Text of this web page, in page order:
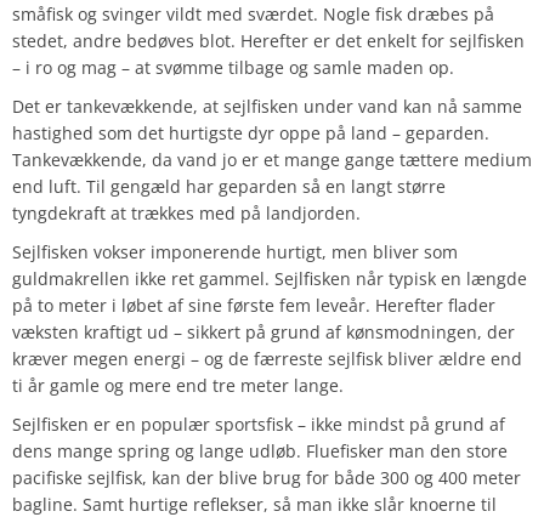
småfisk og svinger vildt med sværdet. Nogle fisk dræbes på
stedet, andre bedøves blot. Herefter er det enkelt for sejlfisken
– i ro og mag – at svømme tilbage og samle maden op.
Det er tankevækkende, at sejlfisken under vand kan nå samme
hastighed som det hurtigste dyr oppe på land – geparden.
Tankevækkende, da vand jo er et mange gange tættere medium
end luft. Til gengæld har geparden så en langt større
tyngdekraft at trækkes med på landjorden.
Sejlfisken vokser imponerende hurtigt, men bliver som
guldmakrellen ikke ret gammel. Sejlfisken når typisk en længde
på to meter i løbet af sine første fem leveår. Herefter flader
væksten kraftigt ud – sikkert på grund af kønsmodningen, der
kræver megen energi – og de færreste sejlfisk bliver ældre end
ti år gamle og mere end tre meter lange.
Sejlfisken er en populær sportsfisk – ikke mindst på grund af
dens mange spring og lange udløb. Fluefisker man den store
pacifiske sejlfisk, kan der blive brug for både 300 og 400 meter
bagline. Samt hurtige reflekser, så man ikke slår knoerne til